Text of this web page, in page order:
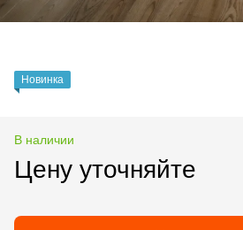
Новинка
В наличии
Цену уточняйте